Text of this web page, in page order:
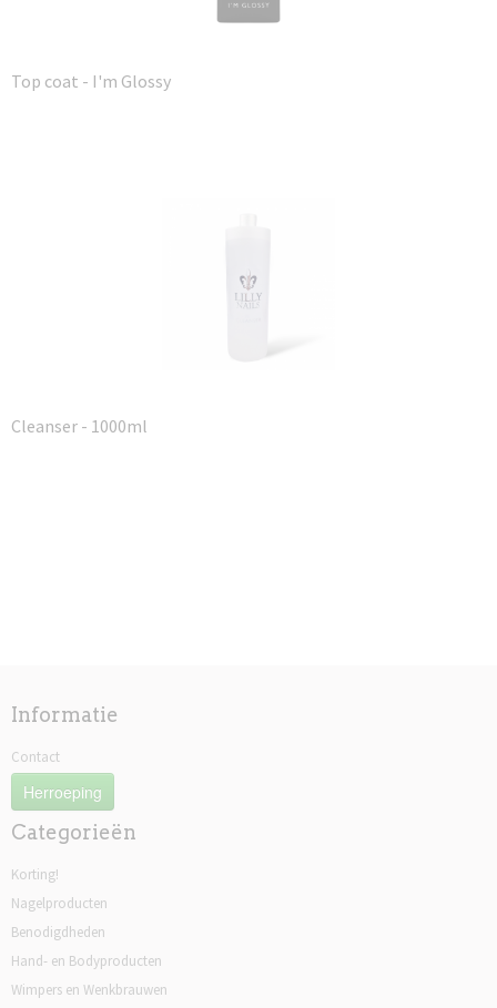
Top coat - I'm Glossy
Cleanser - 1000ml
Informatie
Contact
Herroeping
Categorieën
Korting!
Nagelproducten
Benodigdheden
Hand- en Bodyproducten
Wimpers en Wenkbrauwen